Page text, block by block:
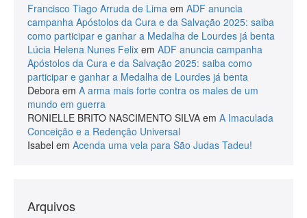
Francisco Tiago Arruda de Lima em ADF anuncia
campanha Apóstolos da Cura e da Salvação 2025: saiba
como participar e ganhar a Medalha de Lourdes já benta
Lúcia Helena Nunes Felix em ADF anuncia campanha
Apóstolos da Cura e da Salvação 2025: saiba como
participar e ganhar a Medalha de Lourdes já benta
Debora em A arma mais forte contra os males de um
mundo em guerra
RONIELLE BRITO NASCIMENTO SILVA em A Imaculada
Conceição e a Redenção Universal
Isabel em Acenda uma vela para São Judas Tadeu!
Arquivos